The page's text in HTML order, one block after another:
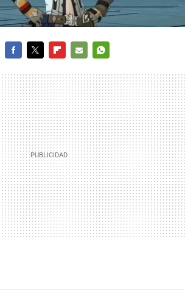
MAIL